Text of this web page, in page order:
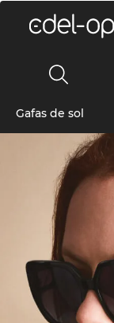
Gafas de sol